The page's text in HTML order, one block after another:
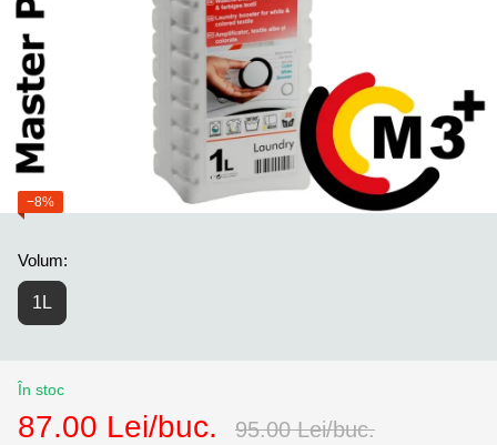
−8%
Volum:
1L
În stoc
87.00 Lei/buc. 95.00 Lei/buc.